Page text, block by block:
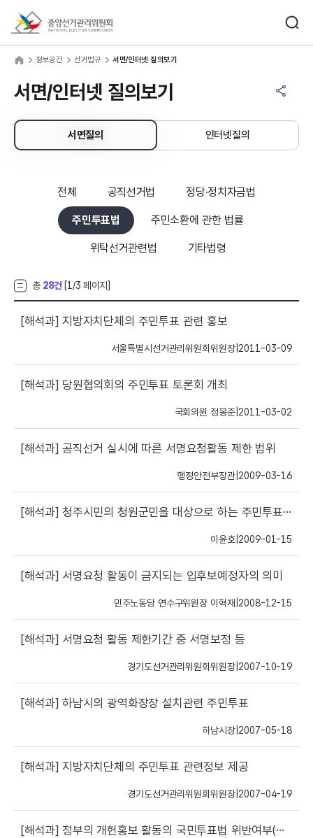
정보공간 선거법규 서면/인터넷 질의보기
서면/인터넷 질의보기
서면질의 인터넷질의
전체 공직선거법 정당·정치자금법
주민투표법 주민소환에 관한 법률
위탁선거관련법 기타법령
총 28건 [1 /3 페이지]
[해석과] 지방자치단체의 주민투표 관련 홍보
서울특별시선거관리위원회위원장| 2011-03-09
[해석과] 당원협의회의 주민투표 토론회 개최
국회의원 정몽준| 2011-03-02
[해석과] 공직선거 실시에 따른 서명요청활동 제한 범위
행정안전부장관| 2009-03-16
[해석과] 청주시민의 청원군민을 대상으로 하는 주민투표운동
이윤호| 2009-01-15
[해석과] 서명요청 활동이 금지되는 입후보예정자의 의미
민주노동당 연수구위원장 이혁재 2008-12-15
[해석과] 서명요청 활동 제한기간 중 서명보정 등
경기도선거관리위원회위원장| 2007-10-19
[해석과] 하남시의 광역화장장 설치관련 주민투표
하남시장| 2007-05-18
[해석과] 지방자치단체의 주민투표 관련정보 제공
경기도선거관리위원회위원장| 2007-04-19
[해석과] 정부의 개헌홍보 활동의 국민투표법 위반여부(추가)